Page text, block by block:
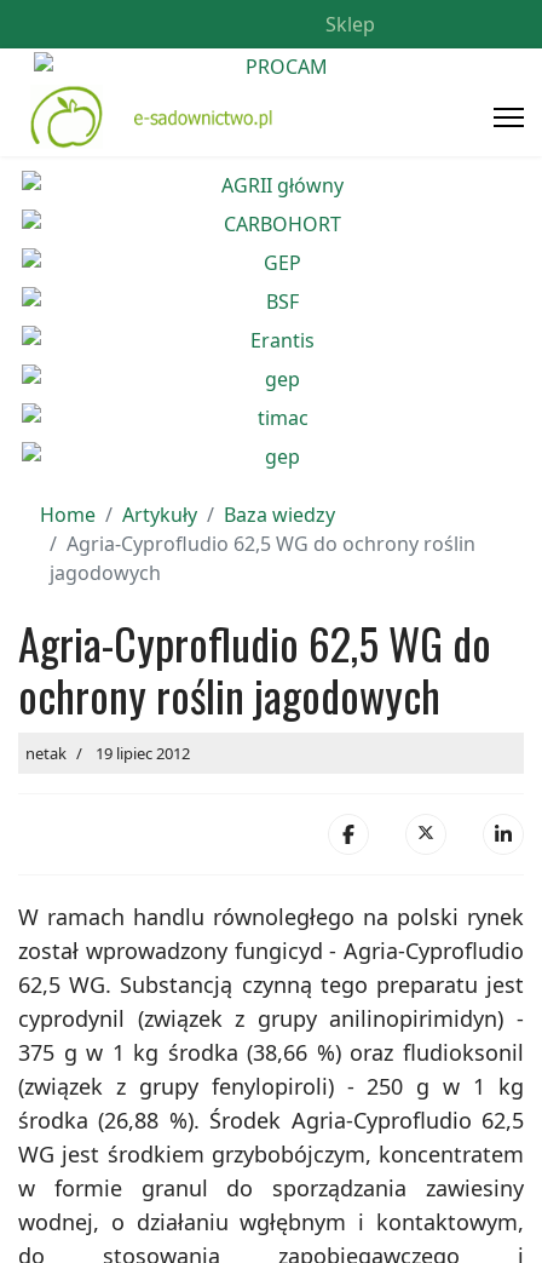
Sklep
Home Artykuły
Baza wiedzy
Agria-Cyprofludio 62,5 WG do ochrony roślin
jagodowych
Agria-Cyprofludio 62,5 WG do
ochrony roślin jagodowych
netak 19 lipiec 2012
W ramach handlu równoległego na polski rynek
został wprowadzony fungicyd - Agria-Cyprofludio
62,5 WG. Substancją czynną tego preparatu jest
cyprodynil (związek z grupy anilinopirimidyn) -
375 g w 1 kg środka (38,66 %) oraz fludioksonil
(związek z grupy fenylopiroli) - 250 g w 1 kg
środka (26,88 %). Środek Agria-Cyprofludio 62,5
WG jest środkiem grzybobójczym, koncentratem
w formie granul do sporządzania zawiesiny
wodnej, o działaniu wgłębnym i kontaktowym,
do stosowania zapobiegawczego i